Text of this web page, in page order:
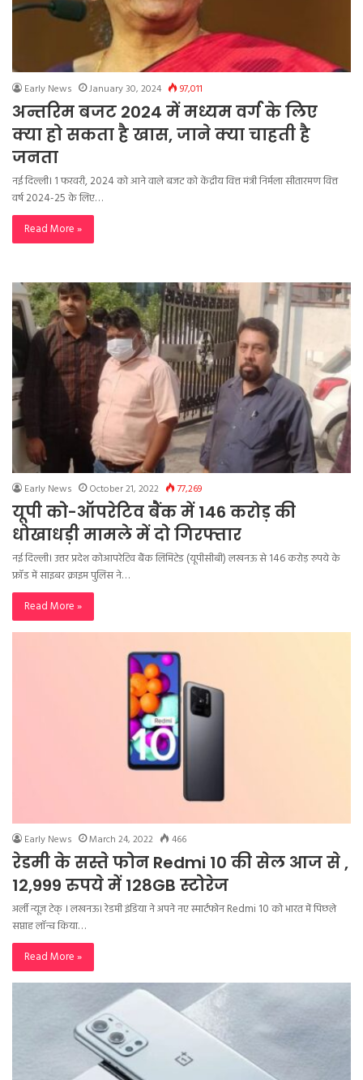
Early News January 30, 2024 97,011
अन्तरिम बजट 2024 में मध्यम वर्ग के लिए
क्या हो सकता है खास, जाने क्या चाहती है
जनता
नई दिल्ली। 1 फरवरी, 2024 को आने वाले बजट को केंद्रीय वित्त मंत्री निर्मला सीतारमण वित्त
वर्ष 2024-25 के लिए…
Read More »
Early News October 21, 2022 77,269
यूपी को-ऑपरेटिव बैंक में 146 करोड़ की
धोखाधड़ी मामले में दो गिरफ्तार
नई दिल्ली। उत्तर प्रदेश कोआपरेटिव बैंक लिमिटेड (यूपीसीबी) लखनऊ से 146 करोड़ रुपये के
फ्रॉड में साइबर क्राइम पुलिस ने…
Read More »
Early News March 24, 2022 466
रेडमी के सस्ते फोन Redmi 10 की सेल आज से ,
12,999 रुपये में 128GB स्टोरेज
अर्ली न्यूज़ टेक् । लखनऊ। रेडमी इंडिया ने अपने नए स्मार्टफोन Redmi 10 को भारत में पिछले
सप्ताह लॉन्च किया…
Read More »